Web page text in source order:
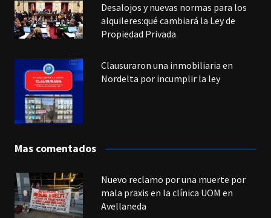
Desalojos y nuevas normas para los
alquileres:qué cambiará la Ley de
Propiedad Privada
Clausuraron una inmobiliaria en
Nordelta por incumplir la ley
Mas comentados
Nuevo reclamo por una muerte por
mala praxis en la clínica UOM en
Avellaneda